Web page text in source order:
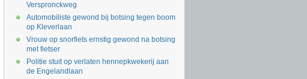
Verspronckweg
Automobiliste gewond bij botsing tegen boom
op Kleverlaan
Vrouw op snorfiets ernstig gewond na botsing
met fietser
Politie stuit op verlaten hennepkwekerij aan
de Engelandlaan